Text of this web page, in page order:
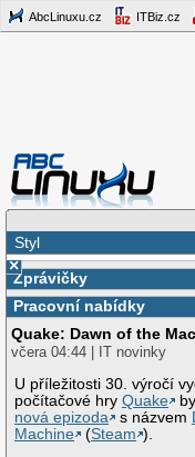
AbcLinuxu.cz ITBiz.cz
Styl
×
Zprávičky
Pracovní nabídky
Quake: Dawn of the
včera 04:44 | IT novinky
U příležitosti 30. výročí
počítačové hryQuake
nová epizoda
s názvem
Machine
(Steam ).